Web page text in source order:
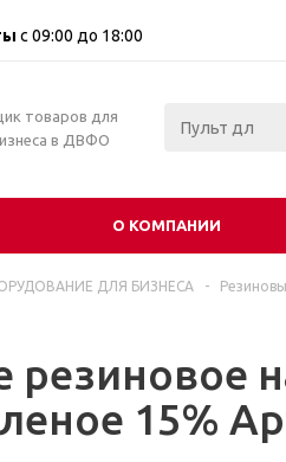
с 09:00 до 18:00
товаров для
в ДВФО
О КОМПАНИИ
ДЛЯ БИЗНЕСА -
резиновое
15%